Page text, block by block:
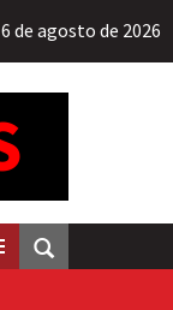
6 de agosto de 2026